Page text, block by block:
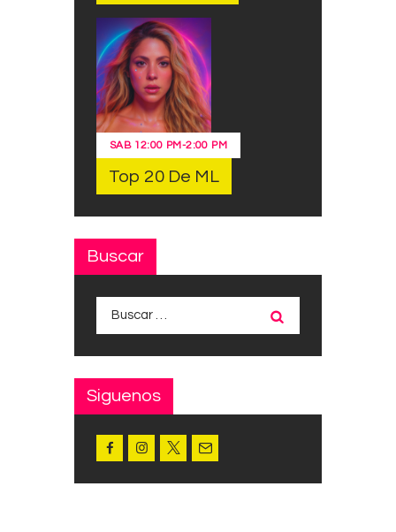
SAB 12:00 PM-2:00 PM
Top 20 De ML
Buscar
Siguenos